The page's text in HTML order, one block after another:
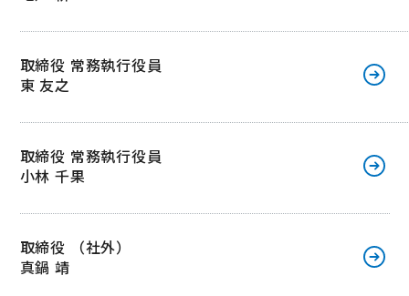
取締役 常務執行役員
東 友之
取締役 常務執行役員
小林 千果
取締役 （社外）
真鍋 靖